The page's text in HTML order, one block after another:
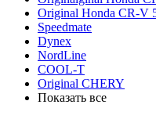
Original Honda CR-V
Speedmate
Dynex
NordLine
COOL-T
Original СHERY
Показать все